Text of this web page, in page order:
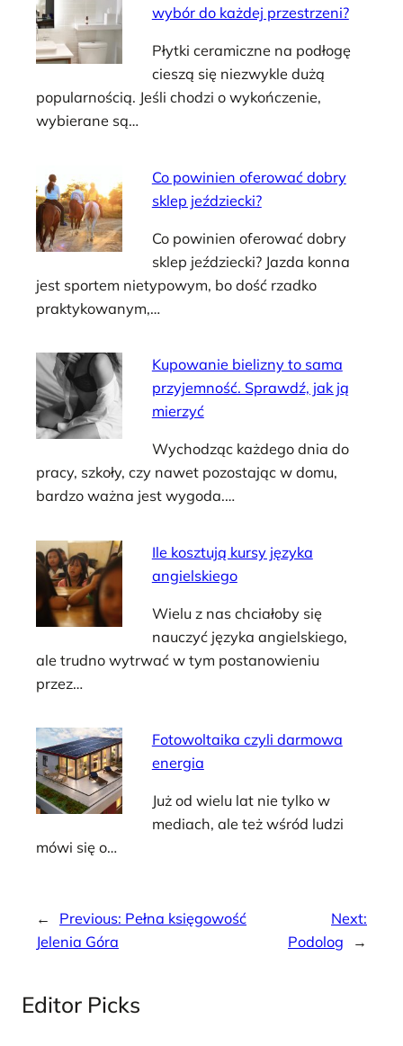
wybór do każdej przestrzeni?
Płytki ceramiczne na podłogę
cieszą się niezwykle dużą
popularnością. Jeśli chodzi o wykończenie,
wybierane są…
Co powinien oferować dobry
sklep jeździecki?
Co powinien oferować dobry
sklep jeździecki? Jazda konna
jest sportem nietypowym, bo dość rzadko
praktykowanym,…
Kupowanie bielizny to sama
przyjemność. Sprawdź, jak ją
mierzyć
Wychodząc każdego dnia do
pracy, szkoły, czy nawet pozostając w domu,
bardzo ważna jest wygoda.…
Ile kosztują kursy języka
angielskiego
Wielu z nas chciałoby się
nauczyć języka angielskiego,
ale trudno wytrwać w tym postanowieniu
przez…
Fotowoltaika czyli darmowa
energia
Już od wielu lat nie tylko w
mediach, ale też wśród ludzi
mówi się o…
← Previous: Pełna księgowość
Jelenia Góra
Next:
Podolog
→
Editor Picks